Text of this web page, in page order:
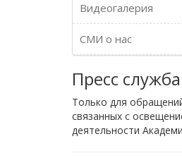
Видеогалерия
СМИ о нас
Пресс служба
Только для
связанных с
деятельности